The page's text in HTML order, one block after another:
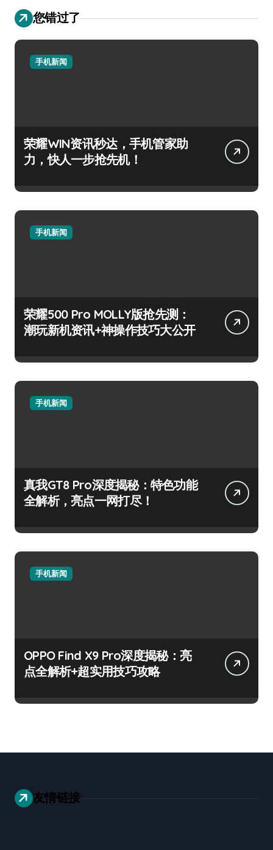
您错过了
手机新闻
荣耀WIN资讯秒达，手机管家助
力，快人一步抢先机！
手机新闻
荣耀500 Pro MOLLY版抢先测：
潮玩新机资讯+神操作技巧大公开
手机新闻
真我GT8 Pro深度揭秘：特色功能
全解析，亮点一网打尽！
手机新闻
OPPO Find X9 Pro深度揭秘：亮
点全解析+超实用技巧攻略
友情链接